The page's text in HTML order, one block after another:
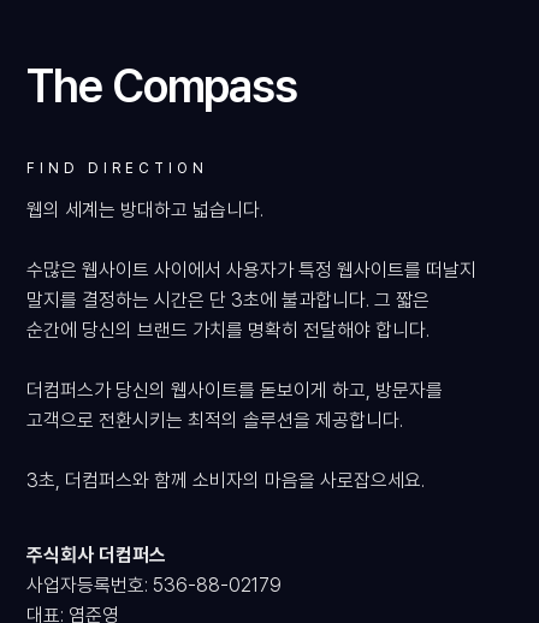
The Compass
FIND DIRECTION
웹의 세계는 방대하고 넓습니다.
수많은 웹사이트 사이에서 사용자가 특정 웹사이트를 떠날지
말지를 결정하는 시간은 단 3초에 불과합니다. 그 짧은
순간에 당신의 브랜드 가치를 명확히 전달해야 합니다.
더컴퍼스가 당신의 웹사이트를 돋보이게 하고, 방문자를
고객으로 전환시키는 최적의 솔루션을 제공합니다.
3초, 더컴퍼스와 함께 소비자의 마음을 사로잡으세요.
주식회사 더컴퍼스
사업자등록번호: 536-88-02179
대표: 염준영